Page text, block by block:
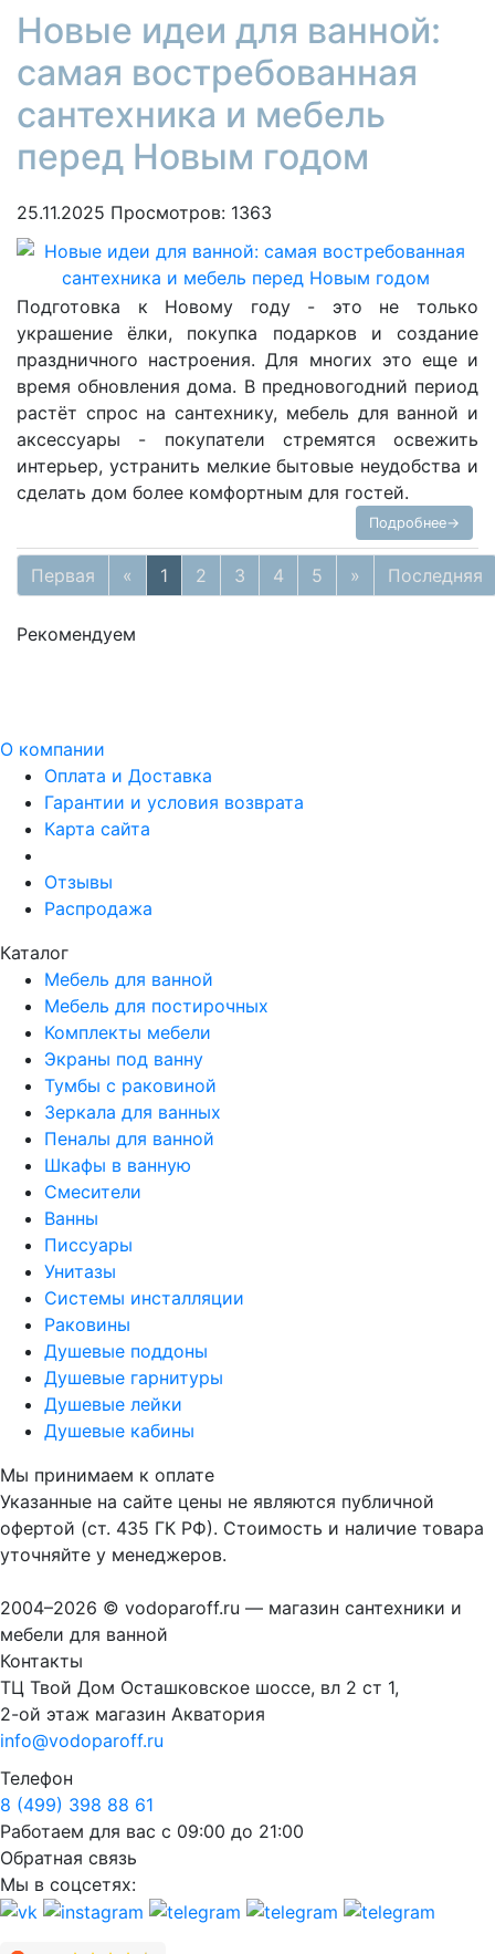
Новые идеи для ванной:
самая востребованная
сантехника и мебель
перед Новым годом
25.11.2025 Просмотров: 1363
Подготовка к Новому году - это не только
украшение ёлки, покупка подарков и создание
праздничного настроения. Для многих это еще и
время обновления дома. В предновогодний период
растёт спрос на сантехнику, мебель для ванной и
аксессуары - покупатели стремятся освежить
интерьер, устранить мелкие бытовые неудобства и
сделать дом более комфортным для гостей.
Подробнее→
Первая « 1 2 3 4 5 » Последняя
Рекомендуем
О компании
Оплата и Доставка
Гарантии и условия возврата
Карта сайта
Отзывы
Распродажа
Каталог
Мебель для ванной
Мебель для постирочных
Комплекты мебели
Экраны под ванну
Тумбы с раковиной
Зеркала для ванных
Пеналы для ванной
Шкафы в ванную
Смесители
Ванны
Писсуары
Унитазы
Системы инсталляции
Раковины
Душевые поддоны
Душевые гарнитуры
Душевые лейки
Душевые кабины
Мы принимаем к оплате
Указанные на сайте цены не являются публичной
офертой (ст. 435 ГК РФ). Стоимость и наличие товара
уточняйте у менеджеров.
2004–2026 © vodoparoff.ru — магазин сантехники и
мебели для ванной
Контакты
ТЦ Твой Дом Осташковское шоссе, вл 2 ст 1,
2-ой этаж магазин Акватория
info@vodoparoff.ru
Телефон
8 (499) 398 88 61
Работаем для вас с 09:00 до 21:00
Обратная связь
Мы в соцсетях: